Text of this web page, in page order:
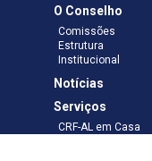
O Conselho
Comissões
Estrutura
Institucional
Notícias
Serviços
CRF-AL em Casa